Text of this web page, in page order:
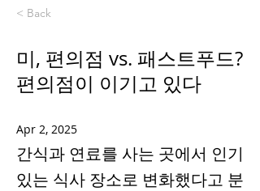
< Back
미, 편의점 vs. 패스트푸드?
편의점이 이기고 있다
Apr 2, 2025
간식과 연료를 사는 곳에서 인기
있는 식사 장소로 변화했다고 분